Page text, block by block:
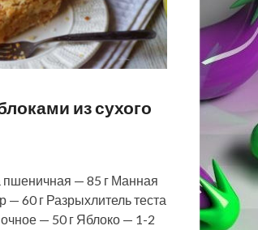
из сухого
— 85 г Манная
— 60 г Разрыхлитель теста
— 50 г Яблоко — 1-2